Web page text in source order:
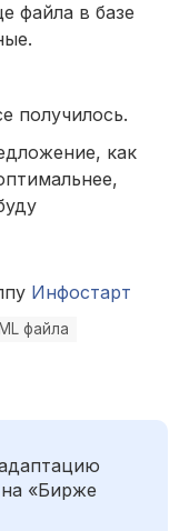
файла в базе
получилось.
как
Инфостарт
файла
«Бирже